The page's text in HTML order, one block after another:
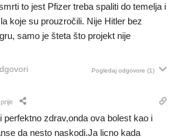
to jest Pfizer treba spaliti do temelja i
koje su prouzročili. Nije Hitler bez
samo je šteta što projekt nije
Pogledaj odgovore (1)
zdrav,onda ova bolest kao i
da nesto naskodi.Ja licno kada